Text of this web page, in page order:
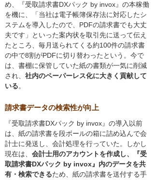
め、『受取請求書DXパック by invox』の本稼働
を機に、「当社は電子帳簿保存法に対応したシ
ステムを導入したので、PDFの請求書でも大丈
夫です」といった案内状を取引先に送って伝え
たところ、毎月送られてくる約100件の請求書
の中で8割がPDFに切り替わったという。今で
は、書棚に保管していた紙の書類が一気に削減
され、 社内のペーパーレス化に大きく貢献して
いる。
請求書データの検索性が向上
『受取請求書DXパック by invox』の導入以前
は、紙の請求書を段ボールの箱に詰め込んで会
計士に発送し、会計処理を行っていた。しかし
現在は、 会計士用のアカウントを作成し、『受
取請求書DXパック by invox』内のデータを共
有・検索できるため、紙の請求書を送付する手